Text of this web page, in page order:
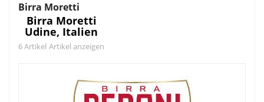
Birra Moretti
Birra Moretti
Udine, Italien
6 Artikel Artikel anzeigen